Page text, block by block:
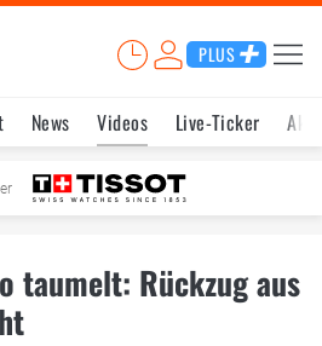
PLUS
News Videos Live-Ticker
taumelt: Rückzug aus